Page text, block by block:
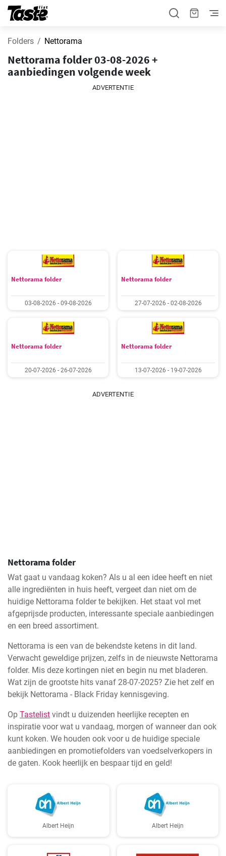
Folders Nettorama
Nettorama folder 03-08-2026 +
aanbiedingen volgende week
ADVERTENTIE
Nettorama folder
03-08-2026 - 09-08-2026
Nettorama folder
27-07-2026 - 02-08-2026
Nettorama folder
20-07-2026 - 26-07-2026
Nettorama folder
13-07-2026 - 19-07-2026
ADVERTENTIE
Nettorama folder
Wat gaat u vandaag koken? Als u al een idee heeft en niet
alle ingrediënten in huis heeft, vergeet dan niet om de
huidige Nettorama folder te bekijken. Het staat vol met
afgeprijsde producten, interessante speciale aanbiedingen
en een breed assortiment.
Nettorama is een van de bekendste ketens in dit land.
Verwacht geweldige prijzen, zelfs in de nieuwste Nettorama
folder. Mis deze kortingen niet en begin nu met bladeren.
Wat zijn de grootste hits vanaf 28-07-2025? Zie het zelf en
bekijk Nettorama - Black Friday kennisgeving.
Op Tastelist vindt u duizenden heerlijke recepten en
inspiratie voor wat u vandaag, morgen of wanneer dan ook
kunt koken. We houden ook voor u de huidige speciale
aanbiedingen en promotiefolders van voedselverkopers in
de gaten. Kook heerlijk en bespaar tijd en geld!
Albert Heijn Albert Heijn